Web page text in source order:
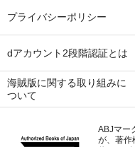
プライバシーポリシー
dアカウント2段階認証とは
海賊版に関する取り組みに
ついて
ABJマー
が、著作